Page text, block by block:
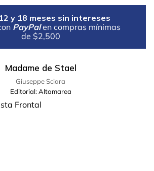
y 18 meses sin intereses
PayPal en compras mínimas
de $2,500
Madame de Stael
Giuseppe Sciara
Editorial: Altamarea